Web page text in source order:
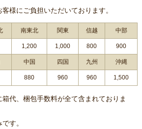
様にご負担いただいております。
南東北 関東 信越 中部
1,200 1,000 800 900
中国 四国 九州 沖縄
880 960 960 1,500
代、梱包手数料が全て含まれておりま
す。